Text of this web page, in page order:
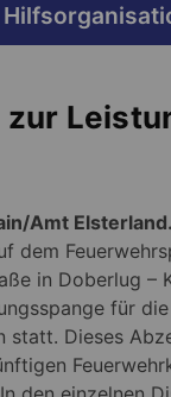
Amt Elsterland.
dem
in Doberlug –
für
statt. Dieses